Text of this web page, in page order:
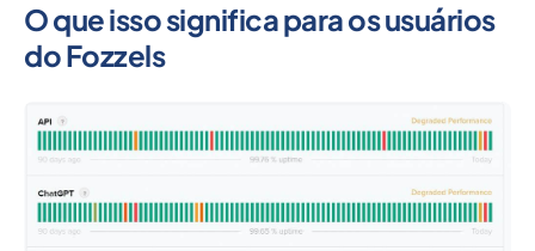
O que isso significa para os usuários
do Fozzels